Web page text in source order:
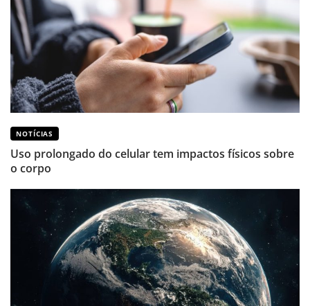
NOTÍCIAS
Uso prolongado do celular tem impactos físicos sobre
o corpo